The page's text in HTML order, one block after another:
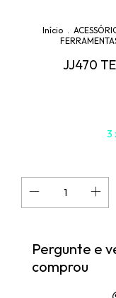
Início
JJ470
3
Pergunte e
comprou